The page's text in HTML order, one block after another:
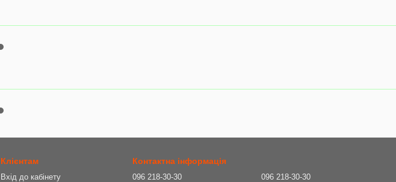
Клієнтам
Вхід до кабінету
Контактна інформація
096 218-30-30
096 218-30-30